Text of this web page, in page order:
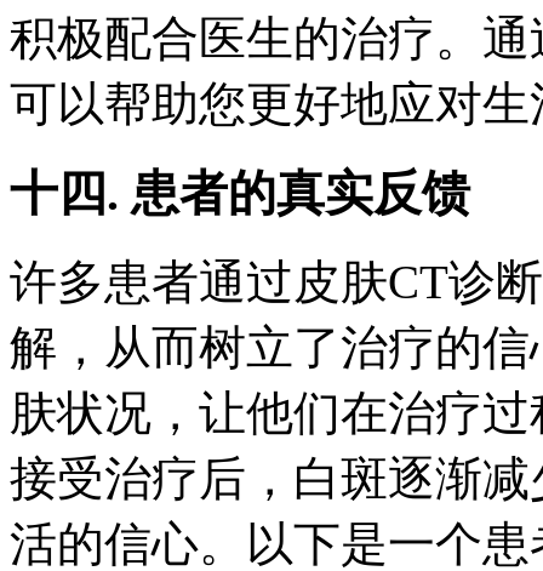
积极配合医生的治疗。
可以帮助您更好地应对
十四. 患者的真实反馈
许多患者通过皮肤CT诊
解，从而树立了治疗的
肤状况，让他们在治疗
接受治疗后，白斑逐渐
活的信心。以下是一个